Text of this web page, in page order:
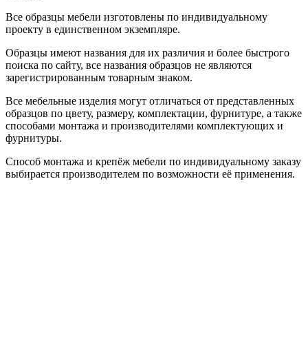
Все образцы мебели изготовлены по индивидуальному
проекту в единственном экземпляре.
Образцы имеют названия для их различия и более быстрого
поиска по сайту, все названия образцов не являются
зарегистрированным товарным знаком.
Все мебельные изделия могут отличаться от представленных
образцов по цвету, размеру, комплектации, фурнитуре, а также
способами монтажа и производителями комплектующих и
фурнитуры.
Способ монтажа и крепёж мебели по индивидуальному заказу
выбирается производителем по возможности её применения.